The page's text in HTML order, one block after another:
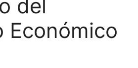
del
Económico